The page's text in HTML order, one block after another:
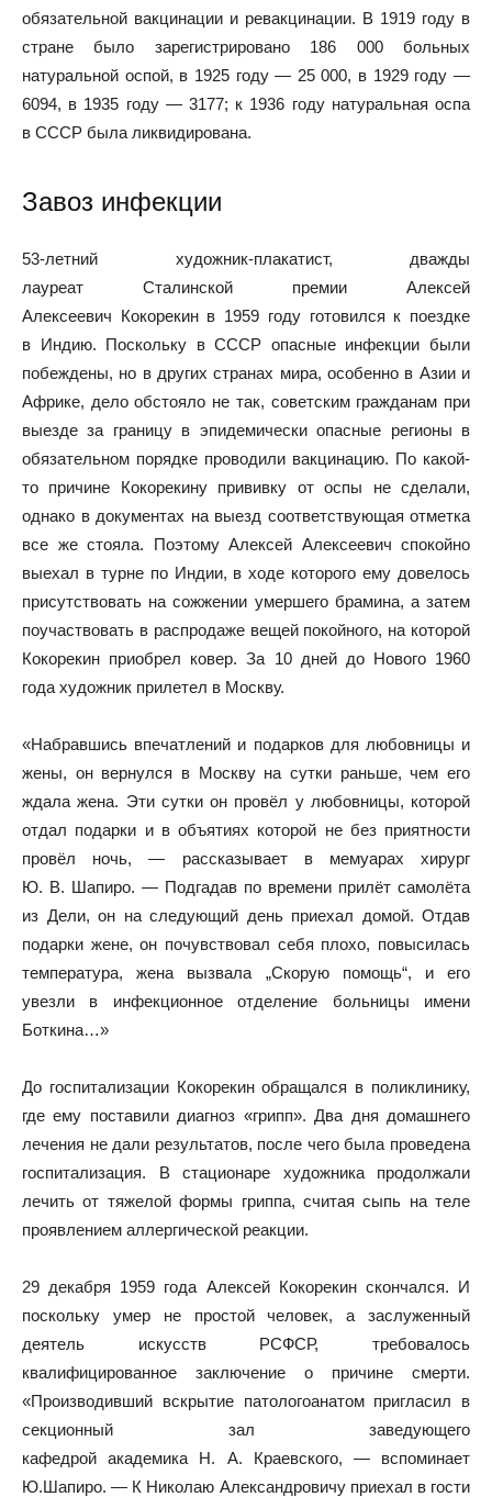
обязательной вакцинации и ревакцинации. В 1919 году в
стране было зарегистрировано 186 000 больных
натуральной оспой, в 1925 году — 25 000, в 1929 году —
6094, в 1935 году — 3177; к 1936 году натуральная оспа
в СССР была ликвидирована.
Завоз инфекции
53-летний художник-плакатист, дважды
лауреат Сталинской премии Алексей
Алексеевич Кокорекин в 1959 году готовился к поездке
в Индию. Поскольку в СССР опасные инфекции были
побеждены, но в других странах мира, особенно в Азии и
Африке, дело обстояло не так, советским гражданам при
выезде за границу в эпидемически опасные регионы в
обязательном порядке проводили вакцинацию. По какой-
то причине Кокорекину прививку от оспы не сделали,
однако в документах на выезд соответствующая отметка
все же стояла. Поэтому Алексей Алексеевич спокойно
выехал в турне по Индии, в ходе которого ему довелось
присутствовать на сожжении умершего брамина, а затем
поучаствовать в распродаже вещей покойного, на которой
Кокорекин приобрел ковер. За 10 дней до Нового 1960
года художник прилетел в Москву.
«Набравшись впечатлений и подарков для любовницы и
жены, он вернулся в Москву на сутки раньше, чем его
ждала жена. Эти сутки он провёл у любовницы, которой
отдал подарки и в объятиях которой не без приятности
провёл ночь, — рассказывает в мемуарах хирург
Ю. В. Шапиро. — Подгадав по времени прилёт самолёта
из Дели, он на следующий день приехал домой. Отдав
подарки жене, он почувствовал себя плохо, повысилась
температура, жена вызвала „Скорую помощь“, и его
увезли в инфекционное отделение больницы имени
Боткина…»
До госпитализации Кокорекин обращался в поликлинику,
где ему поставили диагноз «грипп». Два дня домашнего
лечения не дали результатов, после чего была проведена
госпитализация. В стационаре художника продолжали
лечить от тяжелой формы гриппа, считая сыпь на теле
проявлением аллергической реакции.
29 декабря 1959 года Алексей Кокорекин скончался. И
поскольку умер не простой человек, а заслуженный
деятель искусств РСФСР, требовалось
квалифицированное заключение о причине смерти.
«Производивший вскрытие патологоанатом пригласил в
секционный зал заведующего
кафедрой академика Н. А. Краевского, — вспоминает
Ю.Шапиро. — К Николаю Александровичу приехал в гости